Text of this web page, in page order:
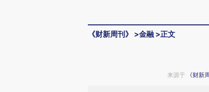
《财新周刊》 >金融 >正文
来源于 《财新